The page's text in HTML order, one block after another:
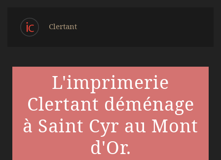
Clertant
L'imprimerie
Clertant déménage
à Saint Cyr au Mont
d'Or.